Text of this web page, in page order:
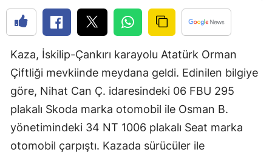
Bingöl
Bitlis
Bolu
Bursa
Çanakkale
Kaza, İskilip-Çankırı karayolu Atatürk Orman
Çiftliği mevkiinde meydana geldi. Edinilen bilgiye
göre, Nihat Can Ç. idaresindeki 06 FBU 295
plakalı Skoda marka otomobil ile Osman B.
yönetimindeki 34 NT 1006 plakalı Seat marka
otomobil çarpıştı. Kazada sürücüler ile